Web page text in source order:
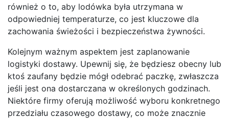
również o to, aby lodówka była utrzymana w
odpowiedniej temperaturze, co jest kluczowe dla
zachowania świeżości i bezpieczeństwa żywności.
Kolejnym ważnym aspektem jest zaplanowanie
logistyki dostawy. Upewnij się, że będziesz obecny lub
ktoś zaufany będzie mógł odebrać paczkę, zwłaszcza
jeśli jest ona dostarczana w określonych godzinach.
Niektóre firmy oferują możliwość wyboru konkretnego
przedziału czasowego dostawy, co może znacznie